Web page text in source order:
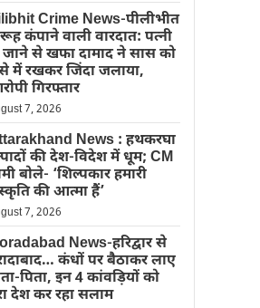
Crime News-पीलीभीत
कंपाने वाली वारदात: पत्नी
से खफा दामाद ने सास को
में रखकर जिंदा जलाया,
गिरफ्तार
7, 2026
News : हथकरघा
की देश-विदेश में धूम; CM
बोले- ‘शिल्पकार हमारी
की आत्मा हैं’
7, 2026
News-हरिद्वार से
कंधों पर बैठाकर लाए
पिता, इन 4 कांवड़ियों को
देश कर रहा सलाम